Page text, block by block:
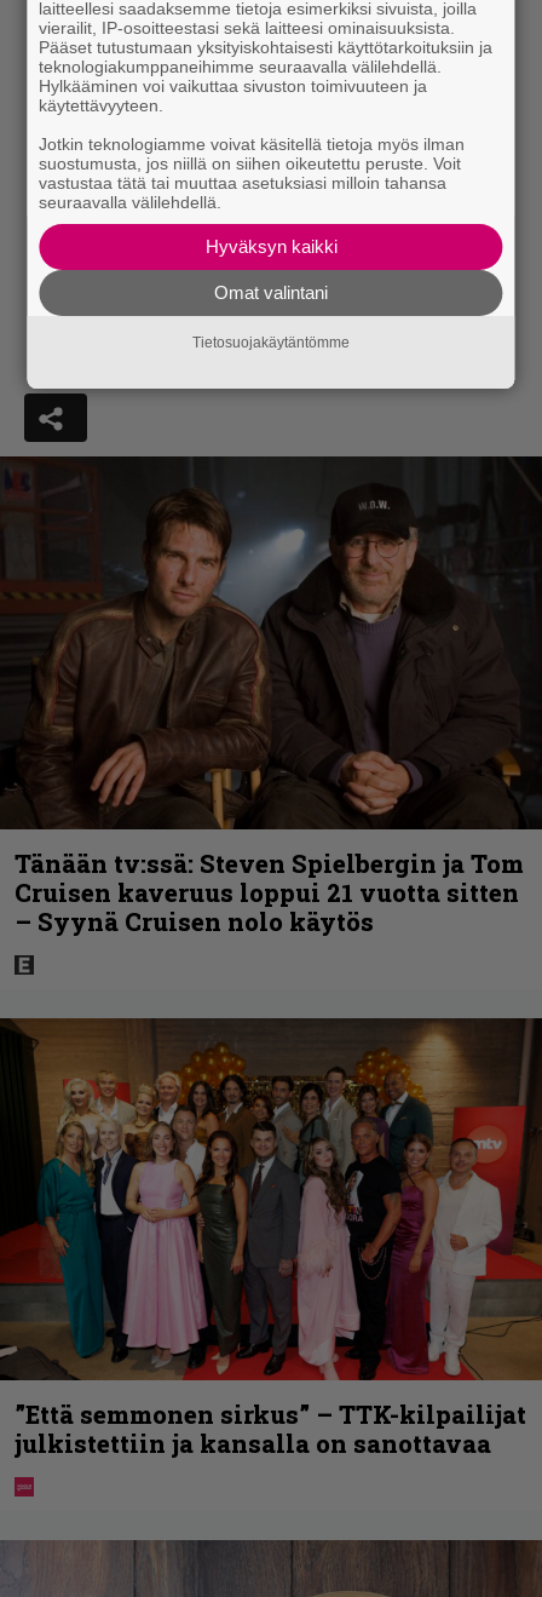
Tänään tv:ssä: Steven Spielbergin ja Tom
Cruisen kaveruus loppui 21 vuotta sitten
– Syynä Cruisen nolo käytös
”Että semmonen sirkus” – TTK-kilpailijat
julkistettiin ja kansalla on sanottavaa
laitteellesi saadaksemme tietoja esimerkiksi sivuista, joilla
vierailit, IP-osoitteestasi sekä laitteesi ominaisuuksista.
Pääset tutustumaan yksityiskohtaisesti käyttötarkoituksiin ja
teknologiakumppaneihimme seuraavalla välilehdellä.
Hylkääminen voi vaikuttaa sivuston toimivuuteen ja
käytettävyyteen.
Jotkin teknologiamme voivat käsitellä tietoja myös ilman
suostumusta, jos niillä on siihen oikeutettu peruste. Voit
vastustaa tätä tai muuttaa asetuksiasi milloin tahansa
seuraavalla välilehdellä.
Hyväksyn kaikki
Omat valintani
Tietosuojakäytäntömme